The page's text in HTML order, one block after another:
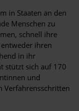
in Staaten an den
Menschen zu
schnell ihre
ihren
in ihr
stützt sich auf 170
und
Verfahrensschritten